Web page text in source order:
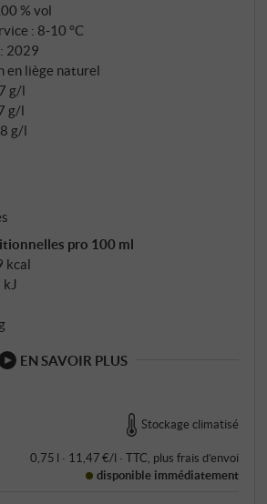
zeste d'agrumes et fines
– le tout finement intégré et bien
est légère, avec une acidité
de fruits juteux et une élégante
en finale, qui donne envie de
Un ambassadeur
avec du charme et du
% vol
: 8‑10 °C
2029
en liège naturel
g/l
g/l
g/l
pro 100 ml
kcal
kJ
EN SAVOIR PLUS
Stockage climatisé
0,75 l · 11,47 €/l · TTC , plus frais d’envoi
disponible immédiatement